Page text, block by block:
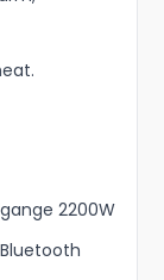
2200W
Bluetooth